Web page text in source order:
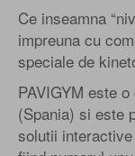
Ce inseamna
impreuna cu
speciale de
PAVIGYM este
(Spania) si este
solutii